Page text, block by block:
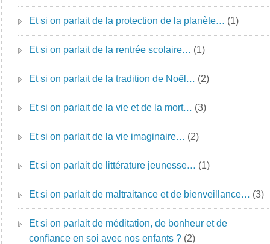
Et si on parlait de la protection de la planète… (1)
Et si on parlait de la rentrée scolaire… (1)
Et si on parlait de la tradition de Noël… (2)
Et si on parlait de la vie et de la mort… (3)
Et si on parlait de la vie imaginaire… (2)
Et si on parlait de littérature jeunesse… (1)
Et si on parlait de maltraitance et de bienveillance… (3)
Et si on parlait de méditation, de bonheur et de
confiance en soi avec nos enfants ? (2)